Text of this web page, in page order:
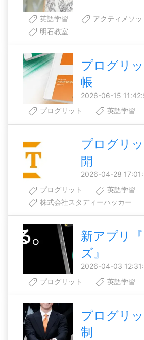
英語学習
アクティメソッ
明石教室
プログリ
帳
2026-06-15
プログリット
英語学習
プログリ
開
2026-04-28
プログリット
英語学習
株式会社スタディーハッカー
新アプリ
ズ』
2026-04-03
プログリット
英語学習
プログリ
制